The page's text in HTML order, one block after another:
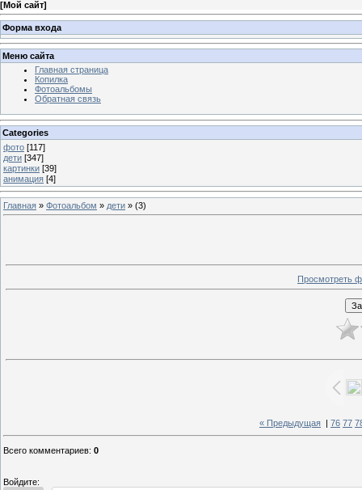
[Мой сайт]
Форма входа
Меню сайта
Главная страница
Копилка
Фотоальбомы
Обратная связь
Categories
фото [117]
дети [347]
картинки [39]
анимация [4]
Главная » Фотоальбом » дети » (3)
Просмотреть
« Предыдущая 76 77
Всего комментариев: 0
Войдите: